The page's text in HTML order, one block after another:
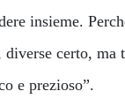
insieme.
certo, ma
e prezioso”.